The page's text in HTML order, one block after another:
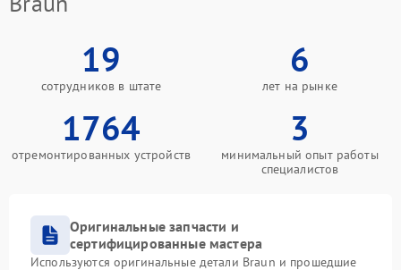
19
сотрудников в штате
6
лет на рынке
1764
отремонтированных устройств
3
минимальный опыт работы
специалистов
Оригинальные запчасти и
сертифицированные мастера
Используются оригинальные детали Braun и прошедшие